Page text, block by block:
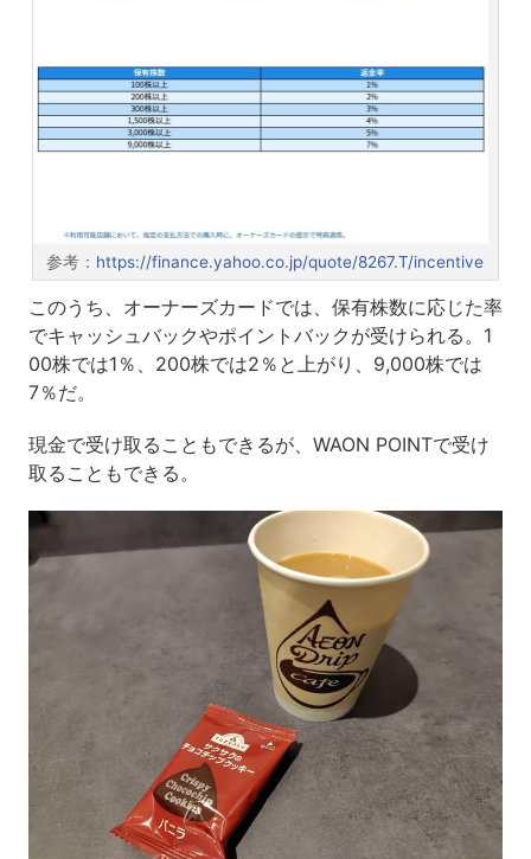
参考： https://finance.yahoo.co.jp/quote/8267.T/incentive
このうち、オーナーズカードでは、保有株数に応じた率
でキャッシュバックやポイントバックが受けられる。1
00株では1％、200株では2％と上がり、9,000株では
7％だ。
現金で受け取ることもできるが、WAON POINTで受け
取ることもできる。